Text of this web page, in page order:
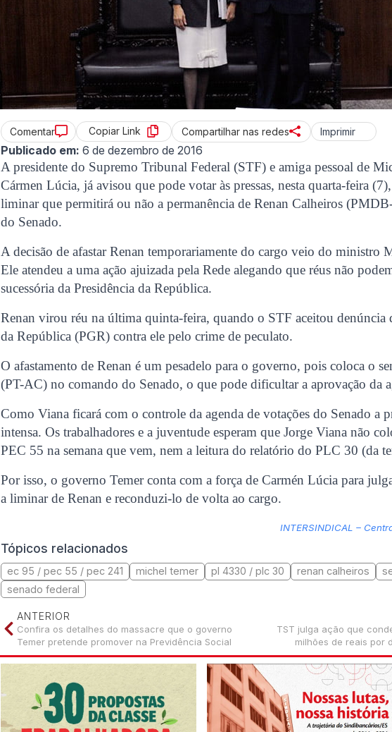
Comentar Copiar Link Compartilhar nas redes Imprimir
Publicado em: 6 de dezembro de 2016
A presidente do Supremo Tribunal Federal (STF) e amiga pessoal de
Cármen Lúcia, já avisou que pode votar às pressas, nesta quarta-feira
liminar que permitirá ou não a permanência de Renan Calheiros
do Senado.
A decisão de afastar Renan temporariamente do cargo veio do ministro
Ele atendeu a uma ação ajuizada pela Rede alegando que réus não
sucessória da Presidência da República.
Renan virou réu na última quinta-feira, quando o STF aceitou denúncia
da República (PGR) contra ele pelo crime de peculato.
O afastamento de Renan é um pesadelo para o governo, pois coloca o
(PT-AC) no comando do Senado, o que pode dificultar a aprovação da
Como Viana ficará com o controle da agenda de votações do Senado a
intensa. Os trabalhadores e a juventude esperam que Jorge Viana não
PEC 55 na semana que vem, nem a leitura do relatório do PLC 30 (da
Por isso, o governo Temer conta com a força de Carmén Lúcia para
a liminar de Renan e reconduzi-lo de volta ao cargo.
INTERSINDICAL –
Tópicos relacionados
ec 95 / pec 55 / pec 241 michel temer pl 4330 / plc 30 renan calheiros
senado federal
TST julga ação que
milhões de reais por
ANTERIOR
Confira os detalhes do massacre que o governo
Temer pretende promover na Previdência Social